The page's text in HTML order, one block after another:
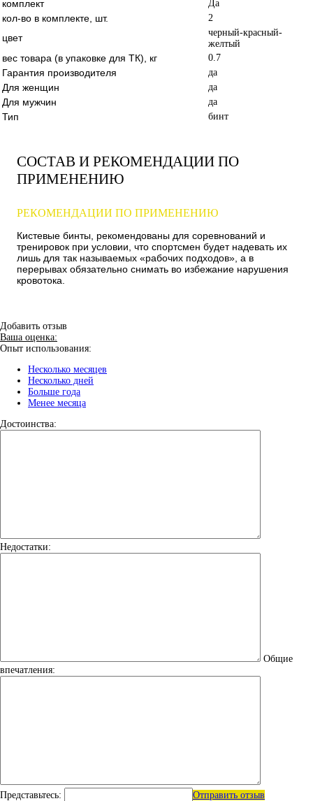
комплект Да
кол-во в комплекте, шт. 2
цвет
черный-красный-
желтый
вес товара (в упаковке для ТК), кг 0.7
Гарантия производителя да
Для женщин да
Для мужчин да
Тип бинт
СОСТАВ И РЕКОМЕНДАЦИИ ПО
ПРИМЕНЕНИЮ
РЕКОМЕНДАЦИИ ПО ПРИМЕНЕНИЮ
Кистевые бинты, рекомендованы для соревнований и
тренировок при условии, что спортсмен будет надевать их
лишь для так называемых «рабочих подходов», а в
перерывах обязательно снимать во избежание нарушения
кровотока.
Добавить отзыв
Ваша оценка:
Опыт использования:
Несколько месяцев
Несколько дней
Больше года
Менее месяца
Достоинства:
Недостатки:
Общие
впечатления:
Представьтесь: Отправить отзыв